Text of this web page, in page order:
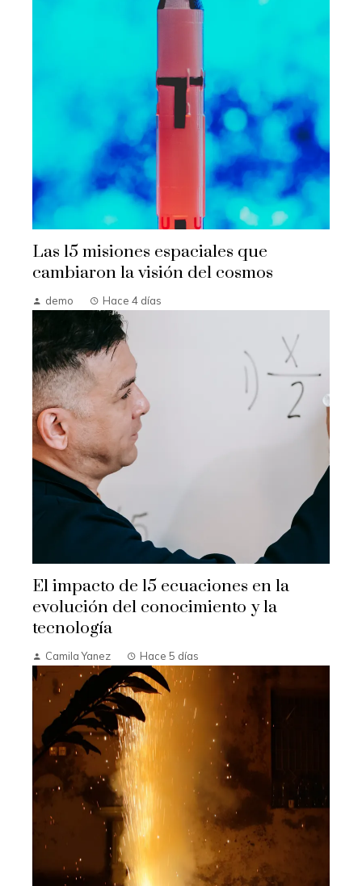
Las 15 misiones espaciales que
cambiaron la visión del cosmos
demo Hace 4 días
El impacto de 15 ecuaciones en la
evolución del conocimiento y la
tecnología
Camila Yanez Hace 5 días